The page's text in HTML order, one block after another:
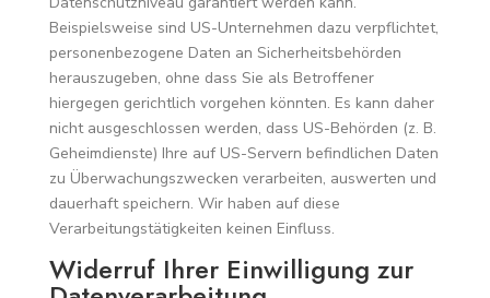
Beispielsweise sind US-Unternehmen dazu verpflichtet,
personenbezogene Daten an Sicherheitsbehörden
herauszugeben, ohne dass Sie als Betroffener
hiergegen gerichtlich vorgehen könnten. Es kann daher
nicht ausgeschlossen werden, dass US-Behörden (z. B.
Geheimdienste) Ihre auf US-Servern befindlichen Daten
zu Überwachungszwecken verarbeiten, auswerten und
dauerhaft speichern. Wir haben auf diese
Verarbeitungstätigkeiten keinen Einfluss.
Widerruf Ihrer Einwilligung zur